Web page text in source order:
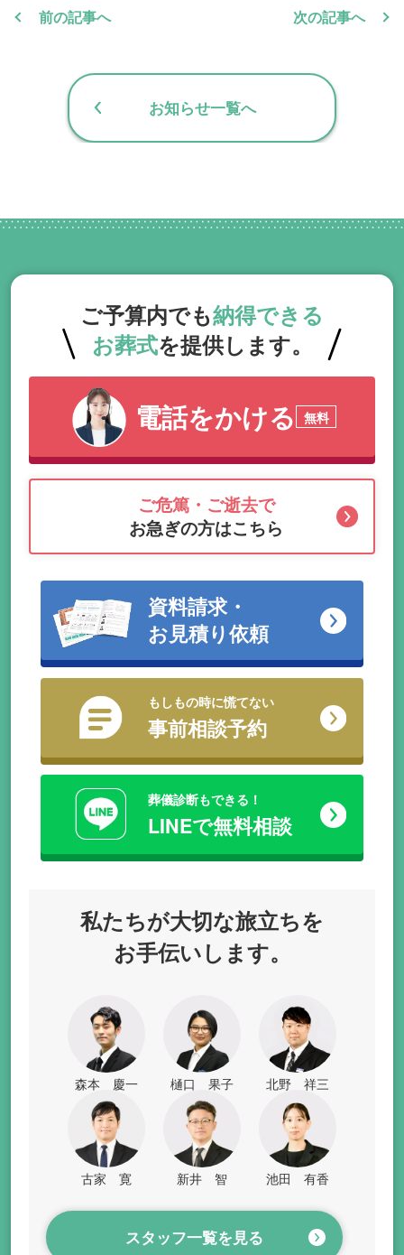
前の記事へ 次の記事へ
お知らせ一覧へ
ご予算内でも納得できる
お葬式を提供します。
電話をかける 無料
ご危篤・ご逝去で
お急ぎの方はこちら
資料請求・
お見積り依頼
もしもの時に慌てない
事前相談予約
葬儀診断もできる！
LINEで無料相談
私たちが大切な旅立ちを
お手伝いします。
森本 慶一 樋口 果子 北野 祥三
古家 寛 新井 智 池田 有香
スタッフ一覧を見る